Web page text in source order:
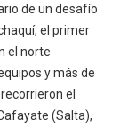
de un desafío
el primer
el norte
y más de
el
(Salta),